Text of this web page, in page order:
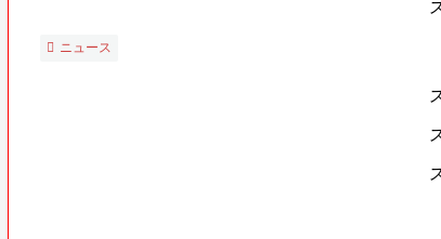
ニュース